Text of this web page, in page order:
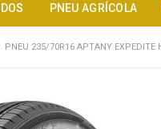
PNEU AGRÍCOLA
PNEU 235/70R16 APTANY EXPEDITE